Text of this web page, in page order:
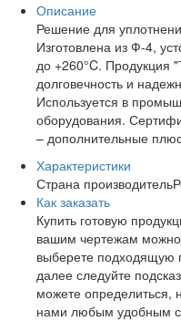
Описание
Решение для
Изготовлена из Ф-4,
до +260°C. Продукция
долговечность и
Используется в
оборудования.
– дополнительные
Характеристики
Страна производитель
Как заказать
Купить готовую
вашим чертежам
выберете подходящую
далее следуйте
можете определиться,
нами любым удобным